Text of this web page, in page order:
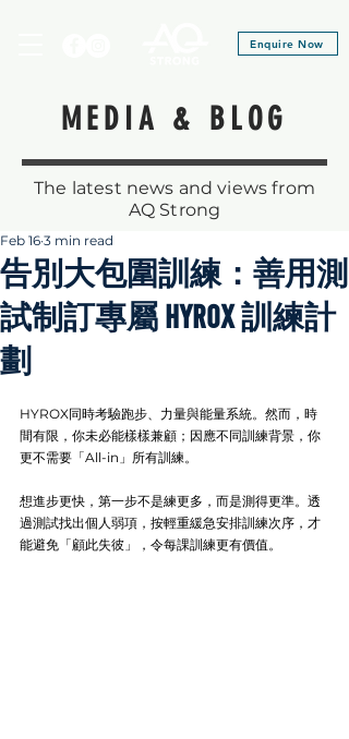
Enquire Now
MEDIA & BLOG
The latest news and views from
AQ Strong
告別大包圍訓練：善用測
試制訂專屬 HYROX 訓練計
劃
Feb 16 3 min read
HYROX同時考驗跑步、力量與能量系統。然而，時
間有限，你未必能樣樣兼顧；因應不同訓練背景，你
更不需要「All-in」所有訓練。
想進步更快，第一步不是練更多，而是測得更準。透
過測試找出個人弱項，按輕重緩急安排訓練次序，才
能避免「顧此失彼」，令每課訓練更有價值。